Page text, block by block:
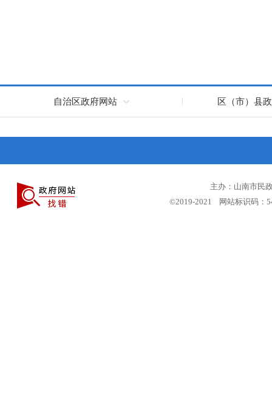
自治区政府网站 区（市）县
主办：山南市民
©2019-2021 网站标识码：